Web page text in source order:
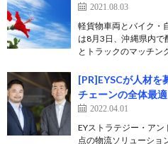
2021.08.03
軽貨物車両とバイク・
は8月3日、沖縄県内で
とトラックのマッチン
[PR]EYSCが人材を
チェーンの全体最
2022.04.01
EYストラテジー・ア
点の物流ソリューショ